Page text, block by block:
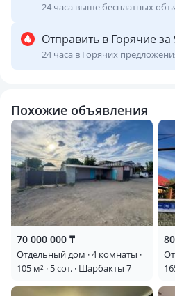
24 часа выше бесплатных
Отправить в Горячие за
24 часа в Горячих
Похожие объявления
70 000 000 ₸
Отдельный дом · 4 комнаты ·
105 м² · 5 сот. · Шарбакты 7